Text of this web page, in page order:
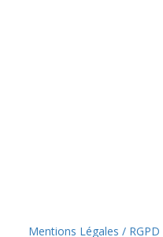
Mentions Légales / RGPD